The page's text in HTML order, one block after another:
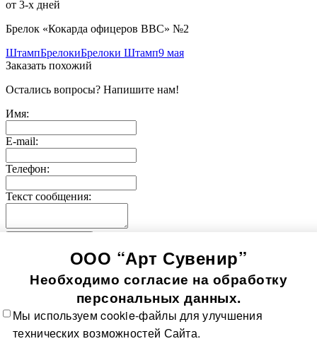
от 3-х дней
Брелок «Кокарда офицеров ВВС» №2
ШтампБрелокиБрелоки Штамп9 мая
Заказать похожий
Остались вопросы? Напишите нам!
Имя:
E-mail:
Телефон:
Текст сообщения:
Значки-медали
Использование информации, содержащейся на сайте, в том
числе фото продукции, без согласия правообладателя, влечет
возникновение ответственности согласно ст. 1250-1252 ГК
РФ, ст. 7.12 КоАП РФ и ст. 146, 147 УК РФ
Все значки Все медали О компании Контакты
изготовления Политика в отношении обработки
ООО “Арт Сувенир”
Необходимо согласие на обработку
персональных данных.
Мы используем cookie-файлы для улучшения
технических возможностей Сайта.